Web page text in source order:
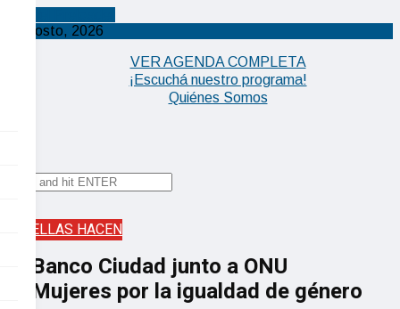
5 agosto, 2026
VER AGENDA COMPLETA
¡Escuchá nuestro programa!
Quiénes Somos
X
ELLAS HACEN
Banco Ciudad junto a ONU
Mujeres por la igualdad de género